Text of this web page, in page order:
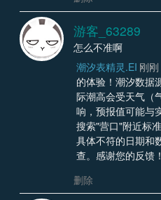
游客_63289
怎么不准啊
潮汐表精灵.EI 刚刚
的体验！潮汐数据
际潮高会受天气（
响，预报值可能与
搜索"营口"附近标
具体不符的日期和
查。感谢您的反馈！
删除